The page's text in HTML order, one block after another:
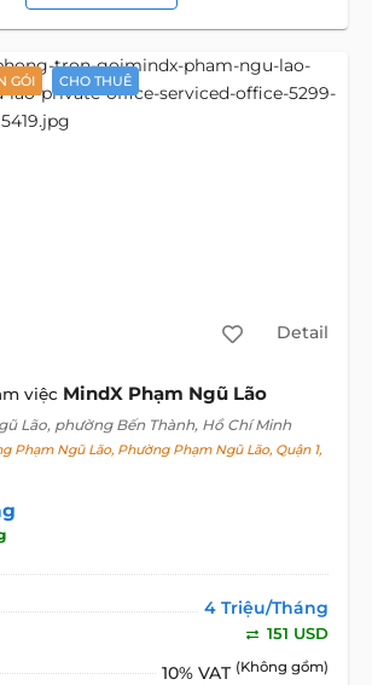
GÓI CHO THUÊ
Detail
việc MindX Phạm Ngũ Lão
Lão, phường Bến Thành, Hồ Chí Minh
Phạm Ngũ Lão, Phường Phạm Ngũ Lão, Quận 1,
4 Triệu/Tháng
151 USD
10% VAT (Không gồm)